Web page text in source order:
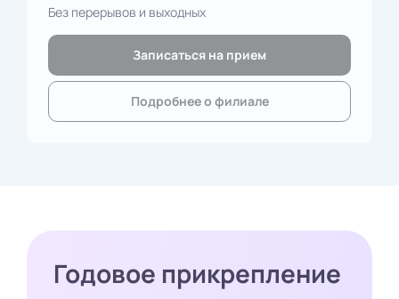
Без перерывов и выходных
Записаться на прием
Подробнее о филиале
Годовое прикрепление